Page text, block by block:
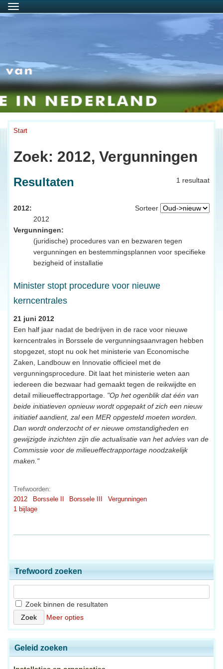
Menu
Start
Zoek: 2012, Vergunningen
1 resultaat
Resultaten
Sorteer
2012:
2012
Vergunningen:
(juridische) procedures van en bezwaren tegen
vergunningen en bestemmingsplannen voor specifieke
bezigheid of installatie
Minister stopt procedure voor nieuwe
kerncentrales
21 juni 2012
Een half jaar nadat de bedrijven in de race voor nieuwe
kerncentrales in Borssele de vergunningsaanvragen hebben
stopgezet, stopt nu ook het ministerie van Economische
Zaken, Landbouw en Innovatie officieel met de
vergunningsprocedure. Dit laat het ministerie weten aan
iedereen die bezwaar had gemaakt tegen de reikwijdte en
detail milieueffectrapportage. "Op het ogenblik dat één van
beide initiatieven opnieuw wordt opgepakt of zich een nieuw
initiatief aandient, zal een MER opgesteld moeten worden.
Dan wordt onderzocht of er nieuwe omstandigheden en
gewijzigde inzichten zijn die actualisatie van het advies van de
Commissie voor de milieueffectrapportage noodzakelijk
maken."
Trefwoorden:
2012
Borssele II Borssele III
Vergunningen
1 bijlage
Trefwoord zoeken
Zoek binnen de resultaten
Meer opties
Geleid zoeken